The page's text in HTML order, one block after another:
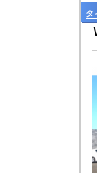
タ